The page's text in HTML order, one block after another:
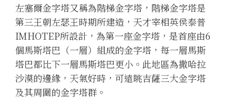
左塞爾金字塔又稱為階梯金字塔，階梯金字塔是
第三王朝左瑟王時期所建造，天才宰相英侯泰普
IMHOTEP所設計，為第一座金字塔，是首座由6
個馬斯塔巴（一層）組成的金字塔，每一層馬斯
塔巴都比下一層馬斯塔巴更小。此地區為撒哈拉
沙漠的邊緣，天氣好時，可遠眺吉薩三大金字塔
及其周圍的金字塔群。